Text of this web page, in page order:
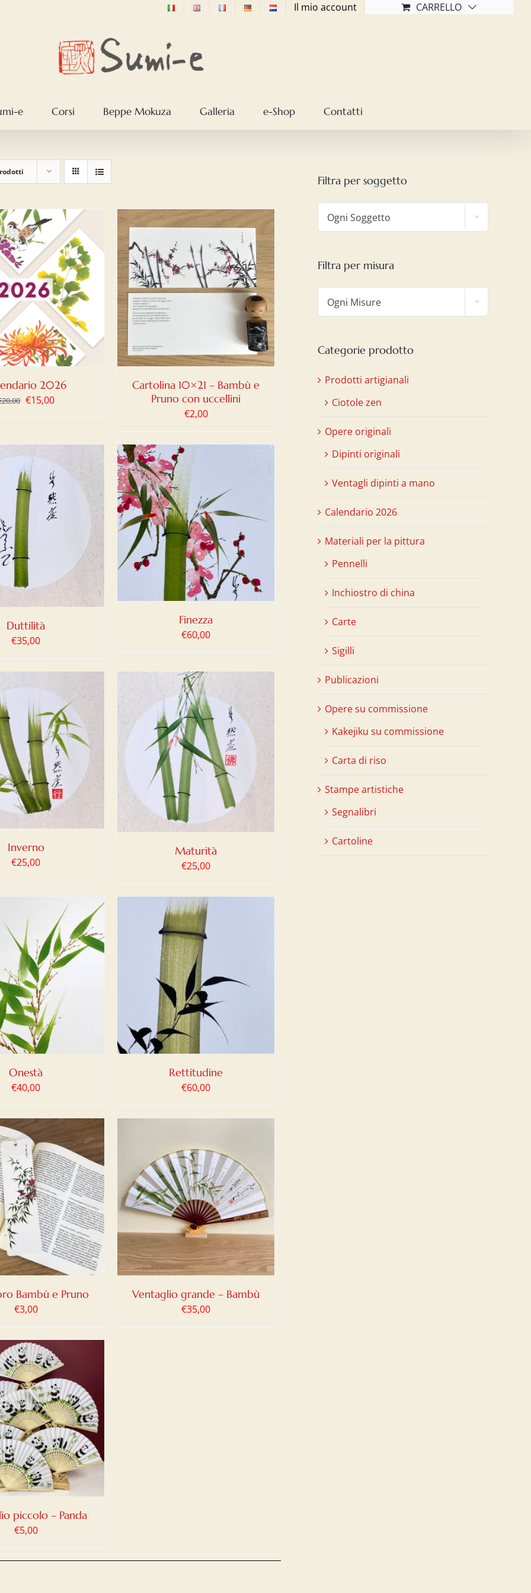
Il mio account CARRELLO
e Corsi Beppe Mokuza Galleria e-Shop Contatti
2026
20,00 Il
era:
€20,00.
€15,00Il
è:
€15,00.
AL CARRELLO
DETTAGLI
Cartolina 10×21 – Bambù e
Pruno con uccellini
€2,00
Duttilità
€35,00
AL CARRELLO
DETTAGLI
Finezza
€60,00
Inverno
€25,00
AL CARRELLO
/
DETTAGLI
Maturità
€25,00
Onestà
€40,00
AL CARRELLO
DETTAGLI
Rettitudine
€60,00
Bambù e Pruno
€3,00
AL CARRELLO /
DETTAGLI
Ventaglio grande – Bambù
€35,00
piccolo – Panda
€5,00
Filtra per soggetto
Ogni Soggetto
Filtra per misura
Ogni Misure
Categorie prodotto
Prodotti artigianali
Ciotole zen
Opere originali
Dipinti originali
Ventagli dipinti a mano
Calendario 2026
Materiali per la pittura
Pennelli
Inchiostro di china
Carte
Sigilli
Publicazioni
Opere su commissione
Kakejiku su commissione
Carta di riso
Stampe artistiche
Segnalibri
Cartoline